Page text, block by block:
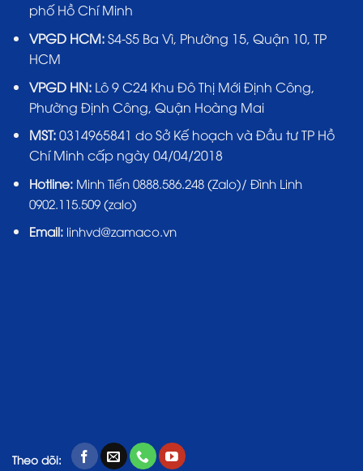
phố Hồ Chí Minh
VPGD HCM:S4-S5 Ba Vì, Phường 15, Quận 10, TP
HCM
VPGD HN:Lô 9 C24 Khu Đô Thị Mới Định Công,
Phường Định Công, Quận Hoàng Mai
MST:0314965841 do Sở Kế hoạch và Đầu tư TP Hồ
Chí Minh cấp ngày 04/04/2018
Hotline: Minh Tiến 0888.586.248 (Zalo)/ Đình Linh
0902.115.509 (zalo)
Email:linhvd@zamaco.vn
Theo dõi: